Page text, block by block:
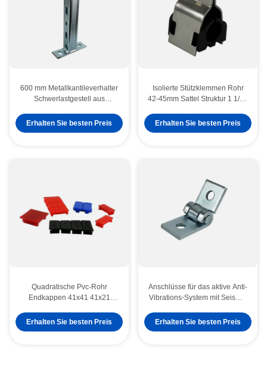
600 mm Metallkantileverhalter
Schwerlastgestell aus
Erhalten Sie besten Preis
Isolierte Stützklemmen Rohr
42-45mm Sattel Struktur 1 1/4 "
Erhalten Sie besten Preis
Quadratische Pvc-Rohr
Endkappen 41x41 41x21
Steckerkappe Abdeckung
Erhalten Sie besten Preis
Anschlüsse für das aktive Anti-
Vibrations-System mit Seismic
Erhalten Sie besten Preis